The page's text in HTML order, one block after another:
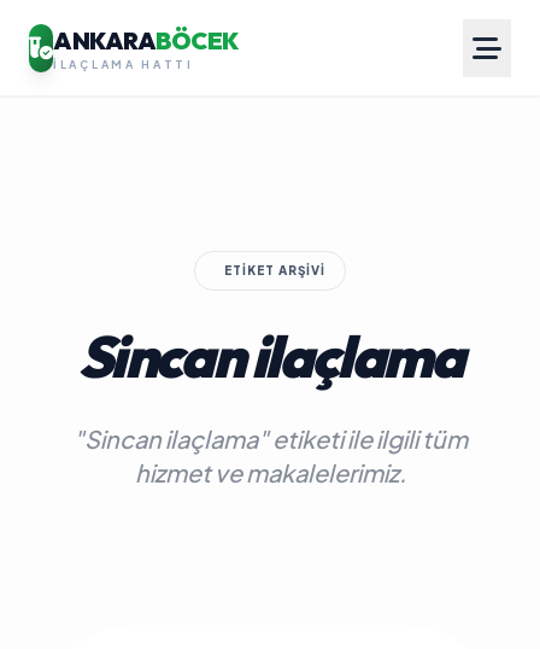
ANKARABÖCEK
İLAÇLAMA HATTI
ETIKET ARŞIVI
Sincan ilaçlama
"Sincan ilaçlama" etiketi ile ilgili tüm
hizmet ve makalelerimiz.